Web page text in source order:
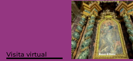
Visita virtual